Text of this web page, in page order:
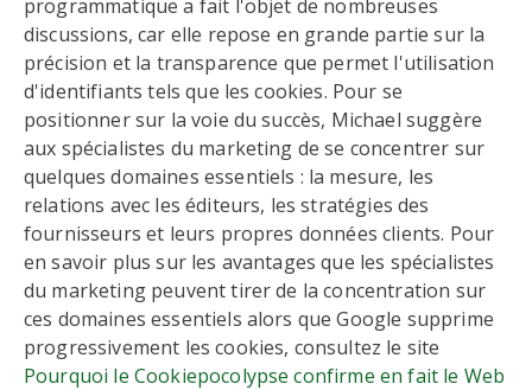
programmatique a fait l'objet de nombreuses
discussions, car elle repose en grande partie sur la
précision et la transparence que permet l'utilisation
d'identifiants tels que les cookies. Pour se
positionner sur la voie du succès, Michael suggère
aux spécialistes du marketing de se concentrer sur
quelques domaines essentiels : la mesure, les
relations avec les éditeurs, les stratégies des
fournisseurs et leurs propres données clients. Pour
en savoir plus sur les avantages que les spécialistes
du marketing peuvent tirer de la concentration sur
ces domaines essentiels alors que Google supprime
progressivement les cookies, consultez le site
Pourquoi le Cookiepocolypse confirme en fait le Web